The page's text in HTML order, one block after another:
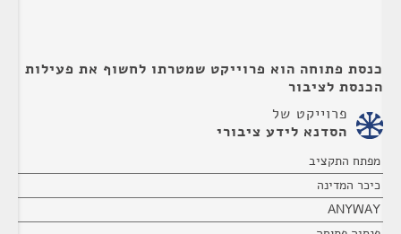
כנסת פתוחה הוא פרוייקט שמטרתו לחשוף את פעילות
הכנסת לציבור
פרוייקט של
הסדנא לידע ציבורי
מפתח התקציב
כיכר המדינה
ANYWAY